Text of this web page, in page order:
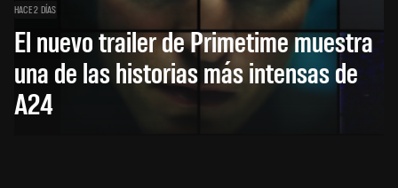
HACE 2 DÍAS
El nuevo trailer de Primetime muestra
una de las historias más intensas de
A24